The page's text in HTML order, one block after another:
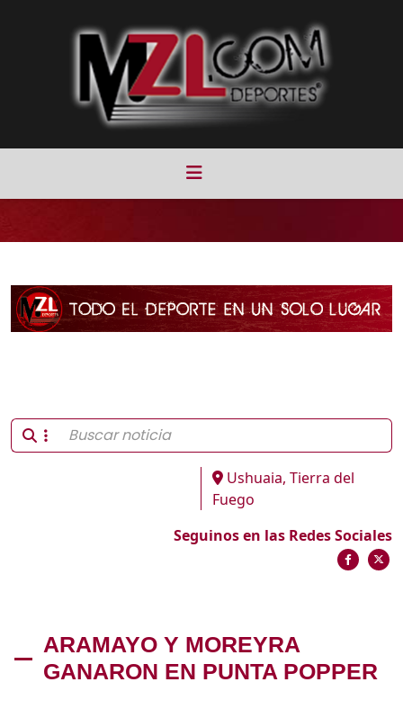
Ushuaia, Tierra del
Fuego
Seguinos en las Redes Sociales
ARAMAYO Y MOREYRA
GANARON EN PUNTA POPPER